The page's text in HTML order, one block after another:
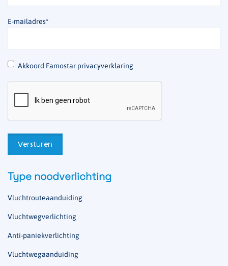
E-mailadres*
* Akkoord Famostar privacyverklaring
Type noodverlichting
Vluchtrouteaanduiding
Vluchtwegverlichting
Anti-paniekverlichting
Vluchtwegaanduiding